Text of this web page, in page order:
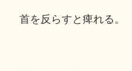
首を反らすと痺れる。